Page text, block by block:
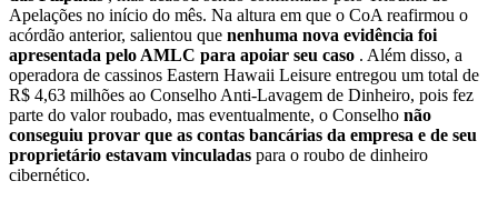
Apelações no início do mês. Na altura em que o CoA reafirmou o
acórdão anterior, salientou que nenhuma nova evidência foi
apresentada pelo AMLC para apoiar seu caso . Além disso, a
operadora de cassinos Eastern Hawaii Leisure entregou um total de
R$ 4,63 milhões ao Conselho Anti-Lavagem de Dinheiro, pois fez
parte do valor roubado, mas eventualmente, o Conselho não
conseguiu provar que as contas bancárias da empresa e de seu
proprietário estavam vinculadas para o roubo de dinheiro
cibernético.